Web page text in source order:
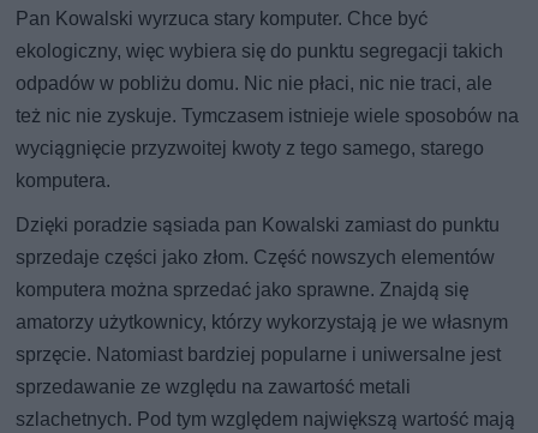
Pan Kowalski wyrzuca stary komputer. Chce być
ekologiczny, więc wybiera się do punktu segregacji takich
odpadów w pobliżu domu. Nic nie płaci, nic nie traci, ale
też nic nie zyskuje. Tymczasem istnieje wiele sposobów na
wyciągnięcie przyzwoitej kwoty z tego samego, starego
komputera.
Dzięki poradzie sąsiada pan Kowalski zamiast do punktu
sprzedaje części jako złom. Część nowszych elementów
komputera można sprzedać jako sprawne. Znajdą się
amatorzy użytkownicy, którzy wykorzystają je we własnym
sprzęcie. Natomiast bardziej popularne i uniwersalne jest
sprzedawanie ze względu na zawartość metali
szlachetnych. Pod tym względem największą wartość mają